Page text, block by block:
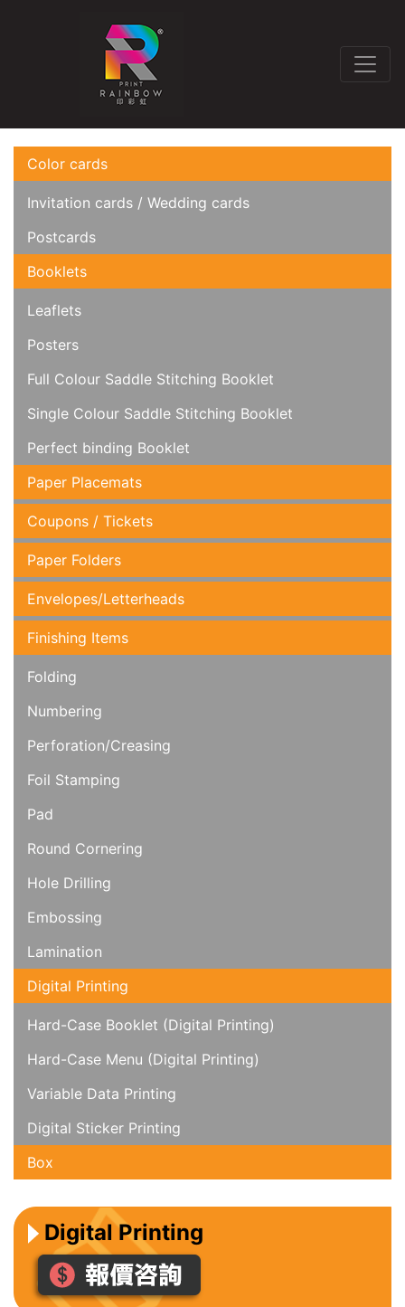
Color cards
Invitation cards / Wedding cards
Postcards
Booklets
Leaflets
Posters
Full Colour Saddle Stitching Booklet
Single Colour Saddle Stitching Booklet
Perfect binding Booklet
Paper Placemats
Coupons / Tickets
Paper Folders
Envelopes/Letterheads
Finishing Items
Folding
Numbering
Perforation/Creasing
Foil Stamping
Pad
Round Cornering
Hole Drilling
Embossing
Lamination
Digital Printing
Hard-Case Booklet (Digital Printing)
Hard-Case Menu (Digital Printing)
Variable Data Printing
Digital Sticker Printing
Box
Digital Printing